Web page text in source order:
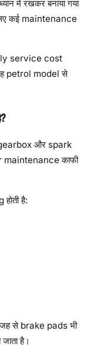
में रखकर बनाया गया
कई maintenance
service cost
petrol model से
और spark
maintenance काफी
है:
से brake pads भी
है।